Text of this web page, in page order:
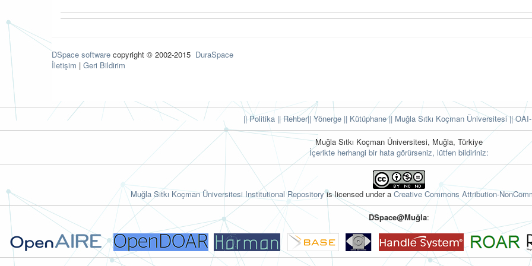
DSpace software copyright © 2002-2015 DuraSpace
İletişim | Geri Bildirim
|| Politika || Rehber|| Yönerge || Kütüphane|| Muğla Sıtkı Koçman Üniversitesi ||OAI-
Muğla Sıtkı Koçman Üniversitesi, Muğla, Türkiye
İçerikte herhangi bir hata görürseniz, lütfen bildiriniz:
Muğla Sıtkı Koçman Üniversitesi Institutional Repositoryis licensed under a Creative Commons Attribution-
DSpace@Muğla: